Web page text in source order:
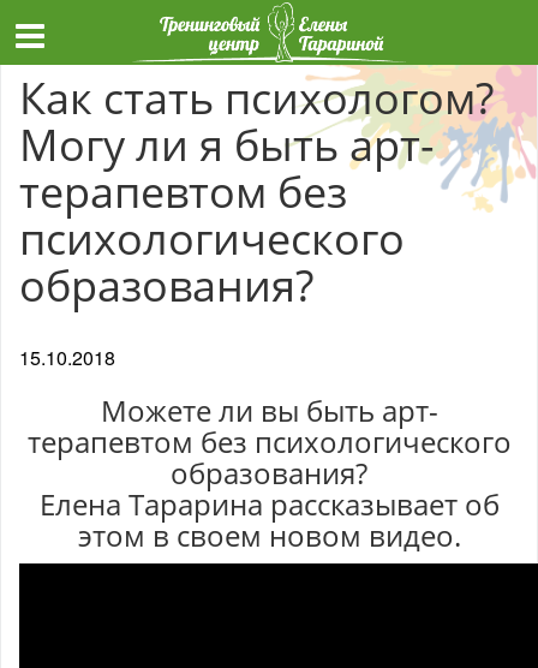
Как стать психологом?
Могу ли я быть арт-
терапевтом без
психологического
образования?
15.10.2018
Можете ли вы быть арт-
терапевтом без психологического
образования?
Елена Тарарина рассказывает об
этом в своем новом видео.